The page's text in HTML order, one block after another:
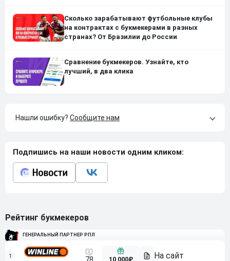
Сколько зарабатывают футбольные клубы
на контрактах с букмекерами в разных
странах? От Бразилии до России
Сравнение букмекеров. Узнайте, кто
лучший, в два клика
Нашли ошибку? Сообщите нам
Подпишись на наши новости одним кликом:
Рейтинг букмекеров
ГЕНЕРАЛЬНЫЙ ПАРТНЕР РПЛ
1 10 000₽